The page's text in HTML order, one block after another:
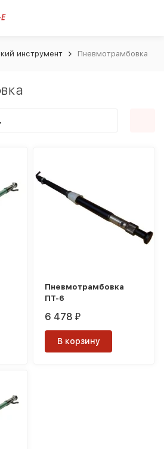
инструмент Пневмотрамбовка
Пневмотрамбовка
ПТ-6
6 478₽
В корзину